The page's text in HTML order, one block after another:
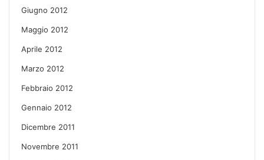
Giugno 2012
Maggio 2012
Aprile 2012
Marzo 2012
Febbraio 2012
Gennaio 2012
Dicembre 2011
Novembre 2011